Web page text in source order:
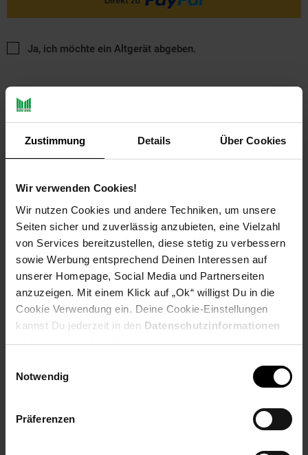
Zustimmung Details Über Cookies
Wir verwenden Cookies!
Wir nutzen Cookies und andere Techniken, um unsere
Seiten sicher und zuverlässig anzubieten, eine Vielzahl
von Services bereitzustellen, diese stetig zu verbessern
sowie Werbung entsprechend Deinen Interessen auf
unserer Homepage, Social Media und Partnerseiten
anzuzeigen. Mit einem Klick auf „Ok“ willigst Du in die
Cookie Verwendung ein. Deine Cookie-Einstellungen
kannst Du jederzeit in den Datenschutzinformationen
ändern bzw. widerrufen.
Notwendig
Präferenzen
Ja, ich möchte ein Altgerät abgeben.
Payback Punkte Basis°Punkte:
26
Produktbeschreibung
Erlebe echten E-Sport-Sound mit dem Razer BlackShark V2 X,
einem offiziell für PlayStation & für Xbox lizenzierten E-Sport-
überlegenem Mikrofon und überragender Schallisolierung.
Ausgestattet mit unserem besten Headset-Mikrofon und
Turnierniveau spielen kannst. Unser neues, hoch modernes
und eigens entwickeltes Design unterteilt den Treiber in drei